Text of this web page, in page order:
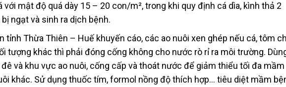
với mật độ quá dày 15 – 20 con/m², trong khi quy định cá dìa, kình thả 2
ngạt và sinh ra dịch bệnh.
tỉnh Thừa Thiên – Huế khuyến cáo, các ao nuôi xen ghép nếu cá, tôm
tượng khác thì phải đóng cống không cho nước rò rỉ ra môi trường.
và khu vực ao nuôi, cống cấp và thoát nước để giảm thiểu tối đa mầm
khác. Sử dụng thuốc tím, formol nồng độ thích hợp… tiêu diệt mầm